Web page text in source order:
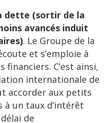
dette (sortir de la
avancés induit
. Le Groupe de la
et s’emploie à
C’est ainsi,
internationale de
accorder aux petits
à un taux d’intérêt
de